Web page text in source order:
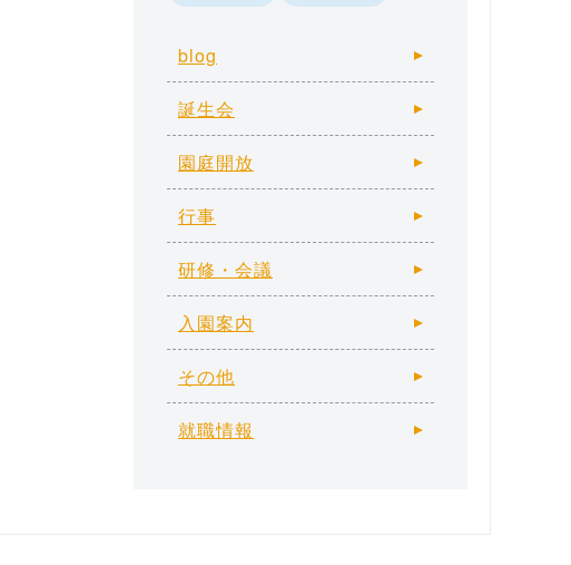
blog
誕生会
園庭開放
行事
研修・会議
入園案内
その他
就職情報